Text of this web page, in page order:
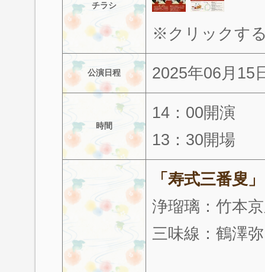
チラシ
※クリックす
公演日程 2025年06月15
時間
14：00開演
13：30開場
「寿式三番叟」
浄瑠璃：竹本
三味線：鶴澤